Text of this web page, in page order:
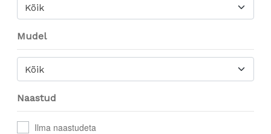
Kõik
Mudel
Kõik
Naastud
Ilma naastudeta